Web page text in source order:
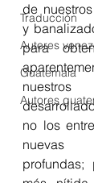
Traducción
Autores
Guatemala
Autores
de
y
para
no los
nuevas
profundas;